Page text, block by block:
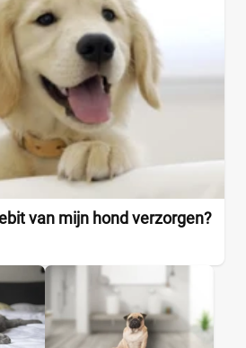
van mijn hond verzorgen?